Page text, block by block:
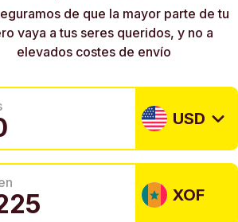
de que la mayor parte de tu
vaya a tus seres queridos, y no a
elevados costes de envío
USD
XOF